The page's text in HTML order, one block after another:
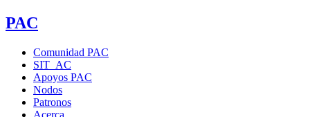
PAC
Comunidad PAC
SIT_AC
Apoyos PAC
Nodos
Patronos
Acerca